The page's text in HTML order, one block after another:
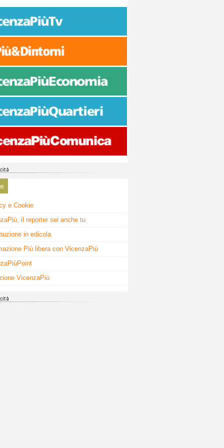
e Cookie
il reporter sei anche tu
in edicola
Più libera con VicenzaPiù
VicenzaPiù